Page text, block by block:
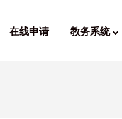
在线申请 教务系统